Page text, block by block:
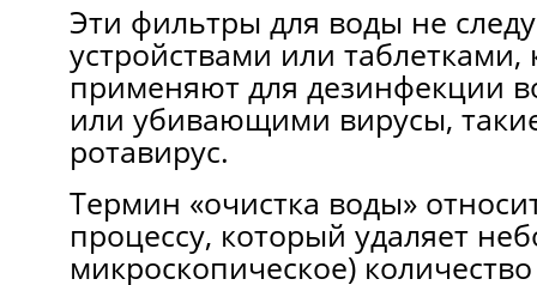
Эти фильтры для воды не
устройствами или таблетками,
применяют для дезинфекции
или убивающими вирусы,
ротавирус.
Термин «очистка воды»
процессу, который удаляет
микроскопическое)